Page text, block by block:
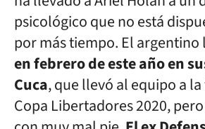
psicológico que no está
por más tiempo. El argentino l
en febrero de este año en
Cuca, que llevó al equipo a
Copa Libertadores 2020,